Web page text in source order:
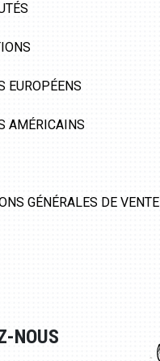
EUROPÉENS
AMÉRICAINS
GÉNÉRALES DE VENTE
NOUS